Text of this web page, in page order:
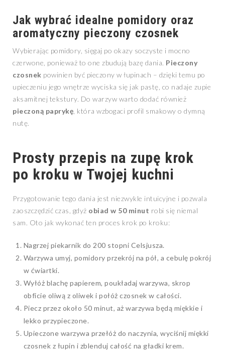
Jak wybrać idealne pomidory oraz
aromatyczny pieczony czosnek
Wybierając pomidory, sięgaj po okazy soczyste i mocno
czerwone, ponieważ to one zbudują bazę dania. Pieczony
czosnek powinien być pieczony w łupinach – dzięki temu po
upieczeniu jego wnętrze wyciska się jak pastę, co nadaje zupie
aksamitnej tekstury. Do warzyw warto dodać również
pieczoną paprykę , która wzbogaci profil smakowy o dymną
nutę.
Prosty przepis na zupę krok
po kroku w Twojej kuchni
Przygotowanie tego dania jest niezwykle intuicyjne i pozwala
zaoszczędzić czas, gdyż obiad w 50 minut robi się niemal
sam. Oto jak wykonać ten proces krok po kroku:
Nagrzej piekarnik do 200 stopni Celsjusza.
Warzywa umyj, pomidory przekrój na pół, a cebulę pokrój
w ćwiartki.
Wyłóż blachę papierem, poukładaj warzywa, skrop
obficie oliwą z oliwek i połóż czosnek w całości.
Piecz przez około 50 minut, aż warzywa będą miękkie i
lekko przypieczone.
Upieczone warzywa przełóż do naczynia, wyciśnij miękki
czosnek z łupin i zblenduj całość na gładki krem.